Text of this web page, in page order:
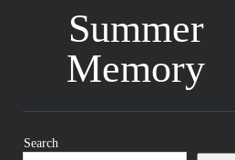
Summer
Memory
Search